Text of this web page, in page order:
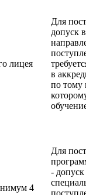
лицея
Для
допуск
в
по
4
Для
-